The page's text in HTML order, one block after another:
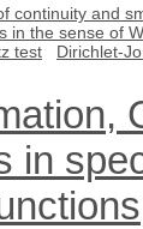
continuity and
in the sense of
test
Dirichlet-
in